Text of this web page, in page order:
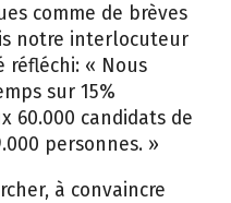
comme de brèves
notre interlocuteur
réfléchi: « Nous
sur 15%
60.000 candidats de
personnes. »
à convaincre